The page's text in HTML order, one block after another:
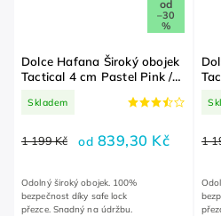
od
–30
%
Dolce Hafana Široký obojek
Tactical 4 cm Pastel Pink /
Skladem
1 199 Kč od 839,30 Kč
Odolný široký obojek. 100%
bezpečnost díky safe lock
přezce. Snadný na údržbu.
1